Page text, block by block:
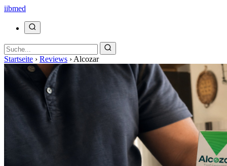
iibmed
Startseite › Reviews › Alcozar